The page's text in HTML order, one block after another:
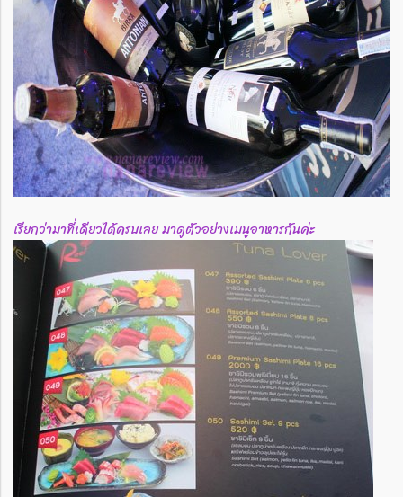
เรียกว่ามาที่เดียวได้ครบเลย มาดูตัวอย่างเมนูอาหารกันค่ะ